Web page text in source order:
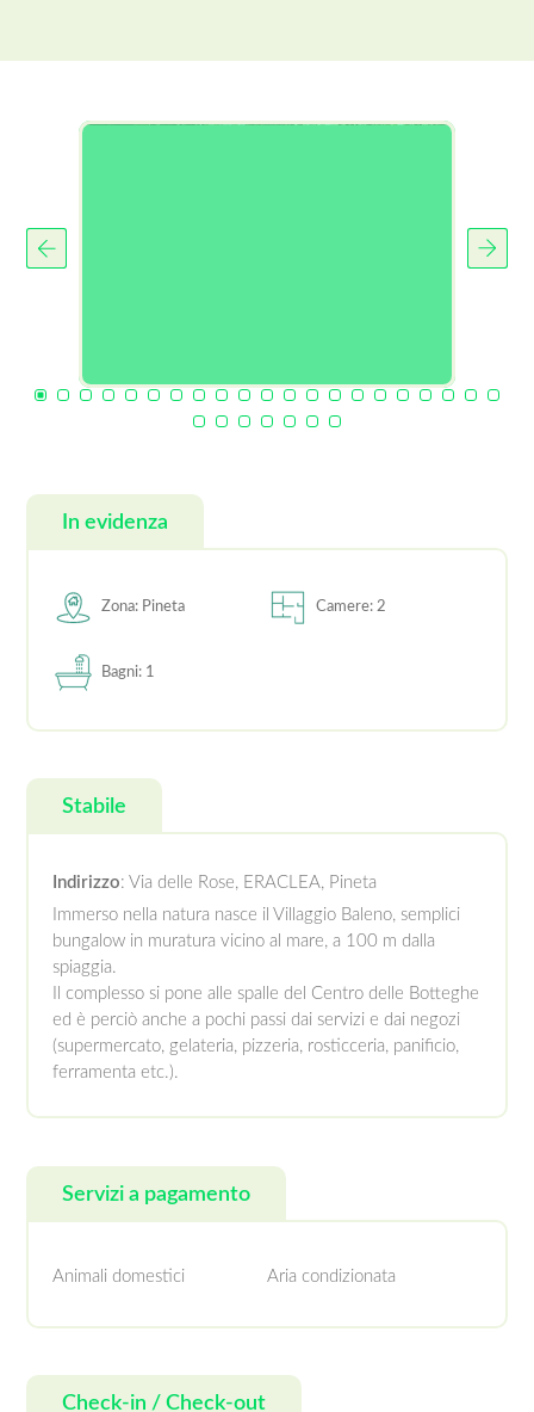
In evidenza
Zona: Pineta Camere: 2
Bagni: 1
Stabile
Indirizzo: Via delle Rose, ERACLEA, Pineta
Immerso nella natura nasce il Villaggio Baleno, semplici
bungalow in muratura vicino al mare, a 100 m dalla
spiaggia.
Il complesso si pone alle spalle del Centro delle Botteghe
ed è perciò anche a pochi passi dai servizi e dai negozi
(supermercato, gelateria, pizzeria, rosticceria, panificio,
ferramenta etc.).
Servizi a pagamento
Animali domestici Aria condizionata
Check-in / Check-out